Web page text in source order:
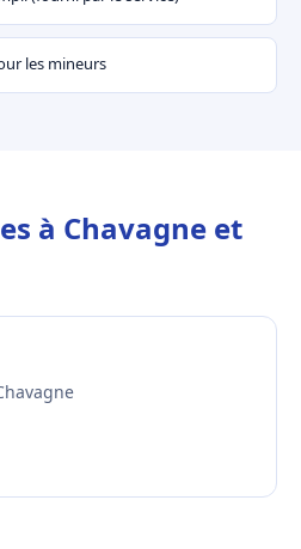
les mineurs
à Chavagne et